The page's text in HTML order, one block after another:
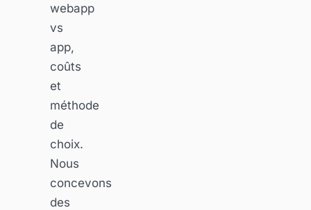
webapp
vs
app,
coûts
et
méthode
de
choix.
Nous
concevons
des